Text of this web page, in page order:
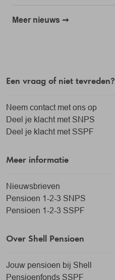
Meer nieuws
Een vraag of niet tevreden?
Neem contact met ons op
Deel je klacht met SNPS
Deel je klacht met SSPF
Meer informatie
Nieuwsbrieven
Pensioen 1-2-3 SNPS
Pensioen 1-2-3 SSPF
Over Shell Pensioen
Jouw pensioen bij Shell
Pensioenfonds SSPF